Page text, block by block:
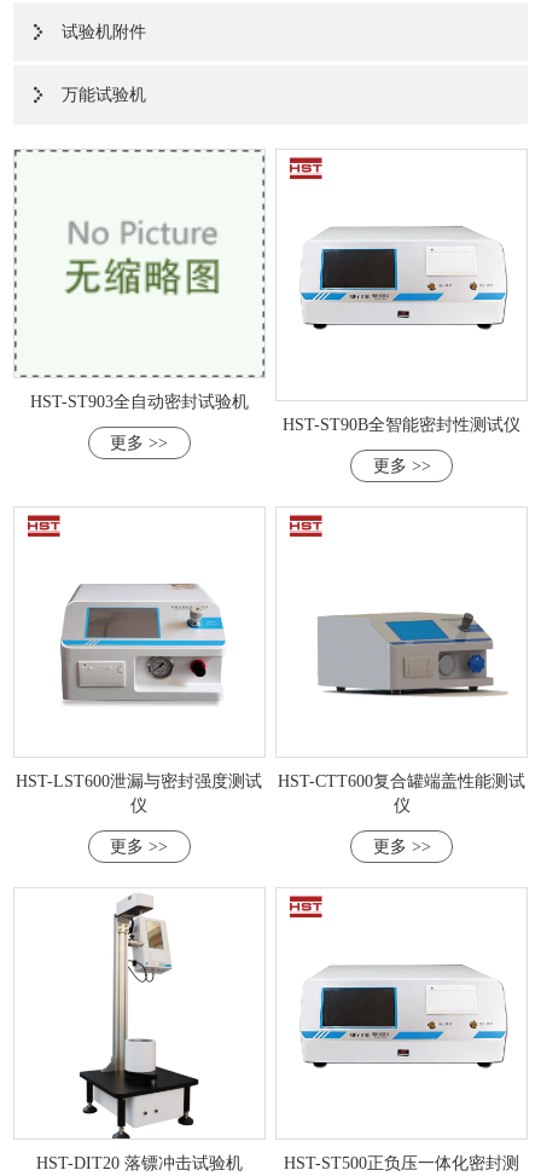
试验机附件
万能试验机
HST-ST903全自动密封试验机
更多 >>
HST-ST90B全智能密封性测试仪
更多 >>
HST-LST600泄漏与密封强度测试
仪
更多 >>
HST-CTT600复合罐端盖性能测试
仪
更多 >>
HST-DIT20 落镖冲击试验机
HST-ST500正负压一体化密封测